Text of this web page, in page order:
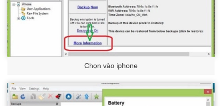
Chọn vào iphone